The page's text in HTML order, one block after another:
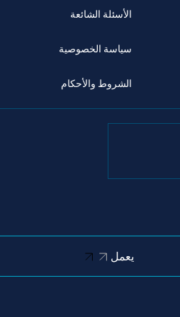
الأسئلة الشائعة
سياسة الخصوصية
الشروط والأحكام
يعمل